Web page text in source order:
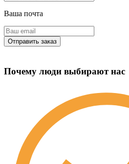
Ваша почта
Почему люди выбирают нас